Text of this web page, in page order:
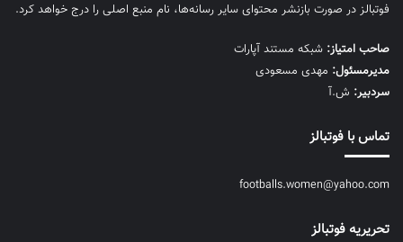
فوتبالز در صورت بازنشر محتوای سایر رسانه‌ها، نام منبع اصلی را درج خواهد کرد.
صاحب امتیاز: شبکه مستند آپارات
مديرمسئول: مهدی مسعودی
سردبیر: ش.آ
تماس با فوتبالز
footballs.women@yahoo.com
تحریریه فوتبالز